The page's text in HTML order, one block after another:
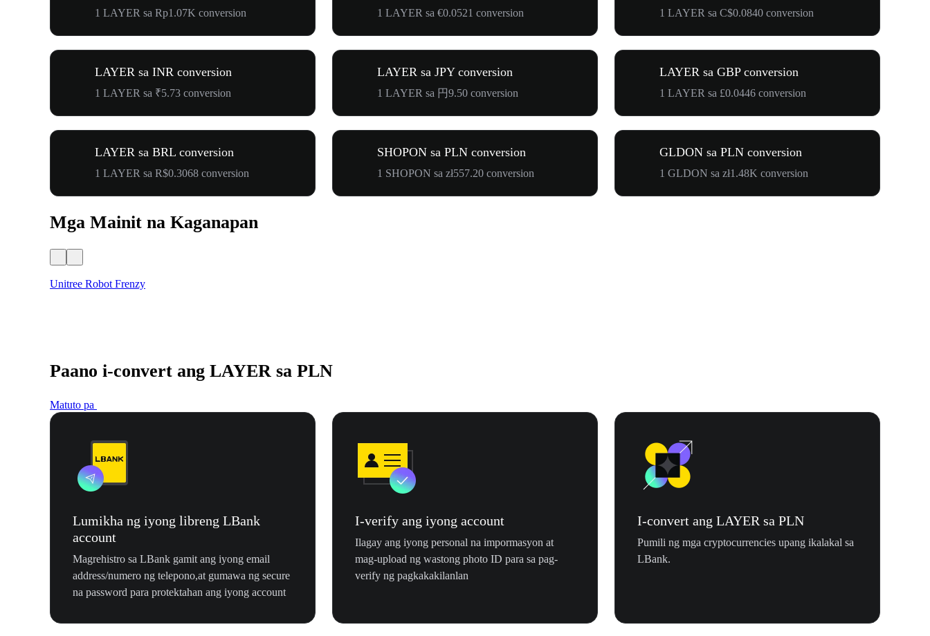
1 LAYER sa Rp1.07K conversion 1 LAYER sa €0.0521 conversion 1 LAYER sa C$0.0840 conversion
LAYER sa INR conversion
1 LAYER sa ₹5.73 conversion
LAYER sa JPY conversion
1 LAYER sa 円9.50 conversion
LAYER sa GBP conversion
1 LAYER sa £0.0446 conversion
LAYER sa BRL conversion
1 LAYER sa R$0.3068 conversion
SHOPON sa PLN conversion
1 SHOPON sa zł557.20 conversion
GLDON sa PLN conversion
1 GLDON sa zł1.48K conversion
Mga Mainit na Kaganapan
Unitree Robot Frenzy
Paano i-convert ang LAYER sa PLN
Matuto pa
Lumikha ng iyong libreng LBank
account
Magrehistro sa LBank gamit ang iyong email
address/numero ng telepono,at gumawa ng secure
na password para protektahan ang iyong account
I-verify ang iyong account
Ilagay ang iyong personal na impormasyon at
mag-upload ng wastong photo ID para sa pag-
verify ng pagkakakilanlan
I-convert ang LAYER sa PLN
Pumili ng mga cryptocurrencies upang ikalakal sa
LBank.